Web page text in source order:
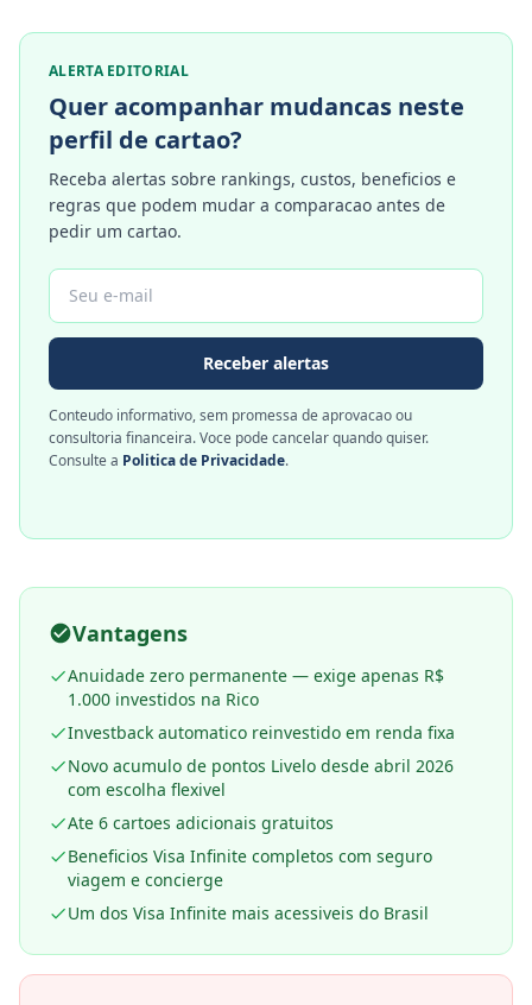
ALERTA EDITORIAL
Quer acompanhar mudancas neste
perfil de cartao?
Receba alertas sobre rankings, custos, beneficios e
regras que podem mudar a comparacao antes de
pedir um cartao.
Receber alertas
Conteudo informativo, sem promessa de aprovacao ou
consultoria financeira. Voce pode cancelar quando quiser.
Consulte a Politica de Privacidade.
Vantagens
Anuidade zero permanente — exige apenas R$
1.000 investidos na Rico
Investback automatico reinvestido em renda fixa
Novo acumulo de pontos Livelo desde abril 2026
com escolha flexivel
Ate 6 cartoes adicionais gratuitos
Beneficios Visa Infinite completos com seguro
viagem e concierge
Um dos Visa Infinite mais acessiveis do Brasil